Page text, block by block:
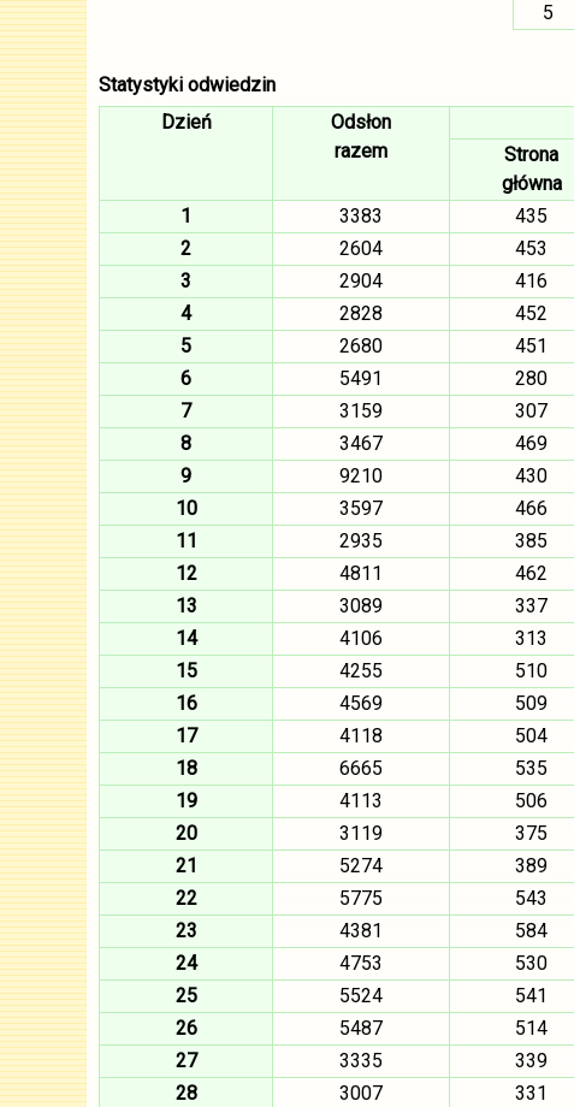
5
Statystyki odwiedzin
Dzień
Odsłon
razem
Strona
główna
1
3383 435
2
2604 453
3
2904 416
4
2828 452
5
2680 451
6
5491 280
7
3159 307
8
3467 469
9
9210 430
10
3597 466
11
2935 385
12
4811 462
13
3089 337
14
4106 313
15
4255 510
16
4569 509
17
4118 504
18
6665 535
19
4113 506
20
3119 375
21
5274 389
22
5775 543
23
4381 584
24
4753 530
25
5524 541
26
5487 514
27
3335 339
28
3007 331